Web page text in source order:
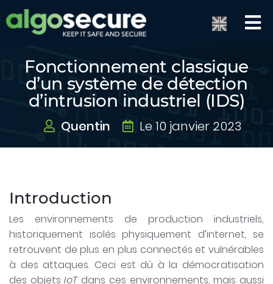
Fonctionnement classique
d’un système de détection
d’intrusion industriel (IDS)
Quentin Le 10 janvier 2023
Introduction
Les environnements de production industriels,
historiquement isolés physiquement d’internet, se
retrouvent de plus en plus connectés et vulnérables
à des attaques. Ceci est dû à la démocratisation
des objetsIoTdans ces environnements, mais aussi